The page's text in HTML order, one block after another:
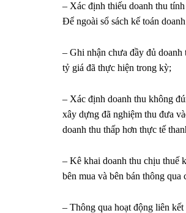
– Xác định thiếu doanh thu
Để ngoài sổ sách kế toán
– Ghi nhận chưa đầy đủ
tỷ giá đã thực hiện trong kỳ;
– Xác định doanh thu không
xây dựng đã nghiệm thu đưa
doanh thu thấp hơn thực tế
– Kê khai doanh thu chịu thuế
bên mua và bên bán thông
– Thông qua hoạt động liên